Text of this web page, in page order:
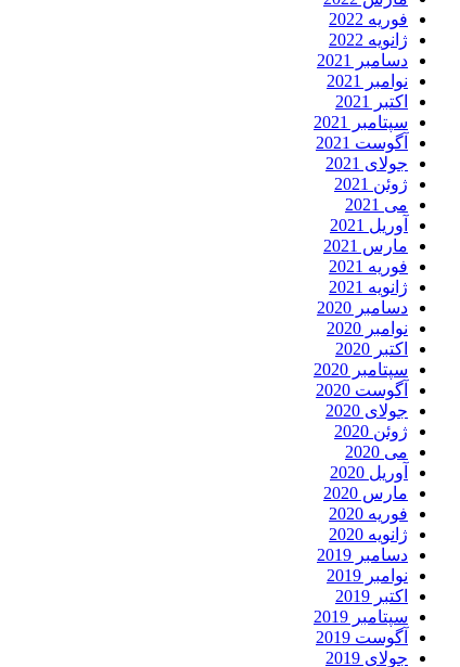
فوریه 2022
ژانویه 2022
دسامبر 2021
نوامبر 2021
اکتبر 2021
سپتامبر 2021
آگوست 2021
جولای 2021
ژوئن 2021
می 2021
آوریل 2021
مارس 2021
فوریه 2021
ژانویه 2021
دسامبر 2020
نوامبر 2020
اکتبر 2020
سپتامبر 2020
آگوست 2020
جولای 2020
ژوئن 2020
می 2020
آوریل 2020
مارس 2020
فوریه 2020
ژانویه 2020
دسامبر 2019
نوامبر 2019
اکتبر 2019
سپتامبر 2019
آگوست 2019
جولای 2019